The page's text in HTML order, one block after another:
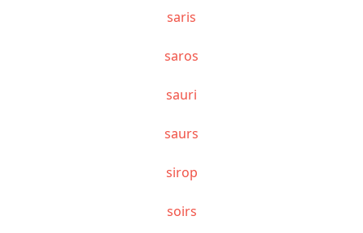
saris
saros
sauri
saurs
sirop
soirs